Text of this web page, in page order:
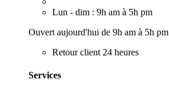
Lun - dim : 9h am à 5h pm
Ouvert aujourd'hui de 9h am à 5h pm
Retour client 24 heures
Services